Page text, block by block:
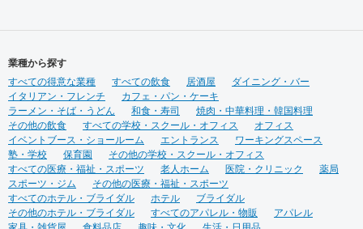
業種から探す
すべての得意な業種
すべての飲食 居酒屋
ダイニング・バー
イタリアン・フレンチ
カフェ・パン・ケーキ
ラーメン・そば・うどん
和食・寿司
焼肉・中華料理・韓国料理
その他の飲食
すべての学校・スクール・オフィス
オフィス
イベントブース・ショールーム
エントランス
ワーキングスペース
塾・学校
保育園
その他の学校・スクール・オフィス
すべての医療・福祉・スポーツ
老人ホーム 医院・クリニック
薬局
スポーツ・ジム
その他の医療・福祉・スポーツ
すべてのホテル・ブライダル
ホテル
ブライダル
その他のホテル・ブライダル
すべてのアパレル・物販
アパレル